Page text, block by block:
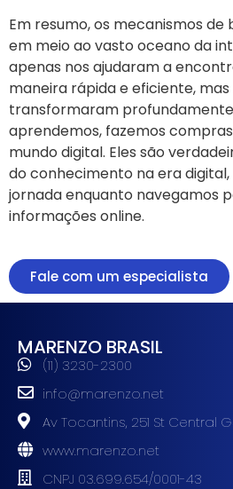
Em resumo, os mecanismos de
em meio ao vasto oceano da
apenas nos ajudaram a
maneira rápida e eficiente,
transformaram
aprendemos, fazemos
mundo digital. Eles são
do conhecimento na era
jornada enquanto navegamos
informações online.
Fale com um especialista
MARENZO BRASIL
(11) 3230-2300
info@marenzo.net
Av Tocantins, 251 St Central
www.marenzo.net
CNPJ 03.699.654/0001-43